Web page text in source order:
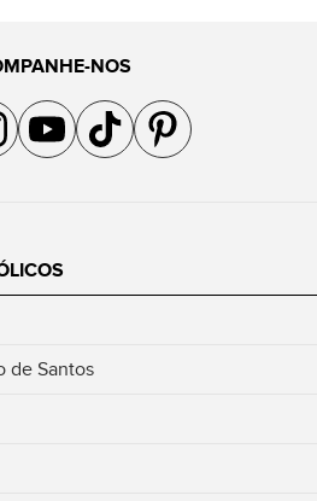
NOS
gente no Facebook
a gente no Instagram
Acompanhe a gente no YouTube
Acompanhe a gente no TikTok
Acompanhe a gente no
de Santos